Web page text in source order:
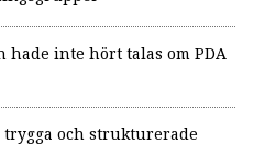
hade inte hört talas om PDA
trygga och strukturerade